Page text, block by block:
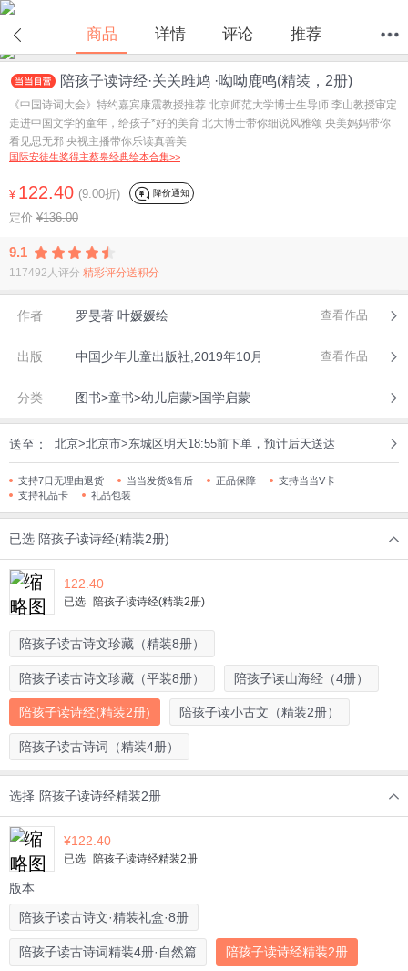
商品 详情 评论 推荐
首页 分类 值得买 购物车 我的当当
陪孩子读诗经·关关雎鸠 ·呦呦鹿鸣(精装，2册)
《中国诗词大会》特约嘉宾康震教授推荐 北京师范大学博士生导师 李山教授审定
走进中国文学的童年，给孩子*好的美育 北大博士带你细说风雅颂 央美妈妈带你
看见思无邪 央视主播带你乐读真善美
国际安徒生奖得主蔡皋经典绘本合集>>
¥ 122.40 (9.00折) 降价通知
定价 ¥136.00
9.1
117492人评分 精彩评分送积分
作者 罗旻著 叶媛媛绘 查看作品
出版 中国少年儿童出版社,2019年10月 查看作品
分类 图书>童书>幼儿启蒙>国学启蒙
送至： 北京>北京市>东城区明天18:55前下单，预计后天送达
支持7日无理由退货 当当发货&售后 正品保障
支持当当V卡
支持礼品卡
礼品包装
已选 陪孩子读诗经(精装2册)
122.40
已选 陪孩子读诗经(精装2册)
陪孩子读古诗文珍藏（精装8册）
陪孩子读古诗文珍藏（平装8册） 陪孩子读山海经（4册）
陪孩子读诗经(精装2册) 陪孩子读小古文（精装2册）
陪孩子读古诗词（精装4册）
选择 陪孩子读诗经精装2册
¥122.40
已选 陪孩子读诗经精装2册
版本
陪孩子读古诗文·精装礼盒·8册
陪孩子读古诗词精装4册·自然篇 陪孩子读诗经精装2册